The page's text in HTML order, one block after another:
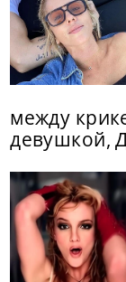
между
девушкой,